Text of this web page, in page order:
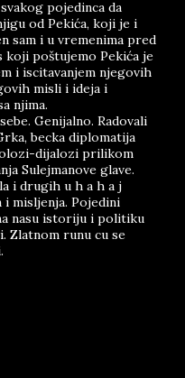
pojedinca da
od Pekića, koji je i
sam i u vremenima pred
koji poštujemo Pekića je
i iscitavanjem njegovih
misli i ideja i
njima.
Genijalno. Radovali
becka diplomatija
dijalozi prilikom
Sulejmanove glave.
i drugih u h a h a j
misljenja. Pojedini
nasu istoriju i politiku
Zlatnom runu cu se